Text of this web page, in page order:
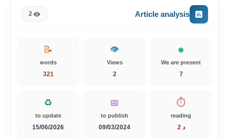
Article analysis
2
We are present
7
👁️
Views
2
📝
words
321
⏱️
reading
2 د
📅
to publish
09/03/2024
♻️
to update
15/06/2026